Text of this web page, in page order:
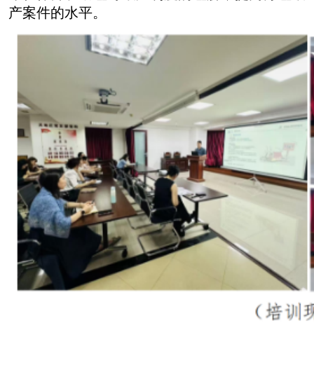
产案件的水平。